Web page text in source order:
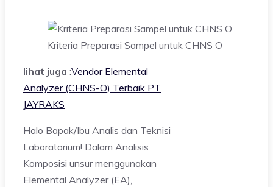
Kriteria Preparasi Sampel untuk CHNS O
lihat juga :Vendor Elemental
Analyzer (CHNS-O) Terbaik PT
JAYRAKS
Halo Bapak/Ibu Analis dan Teknisi
Laboratorium! Dalam Analisis
Komposisi unsur menggunakan
Elemental Analyzer (EA),